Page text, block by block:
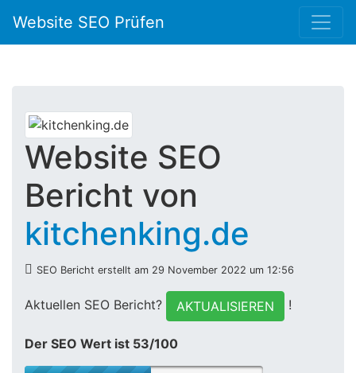
Website SEO Prüfen
Website SEO
Bericht von
kitchenking.de
SEO Bericht erstellt am 29 November 2022 um 12:56
Aktuellen SEO Bericht? AKTUALISIEREN !
Der SEO Wert ist 53/100